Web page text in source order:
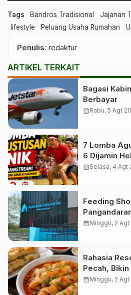
Tags Bandros Tradisional Jajanan
lifestyle
Peluang Usaha Rumahan
Penulis: redaktur
ARTIKEL TERKAIT
Bagasi
Berbayar
calendar_monthRabu, 5 Agt
7 Lomba
6 Dijamin
calendar_monthSelasa, 4 Agt
Feeding
Terpukau
calendar_monthMinggu, 2 Agt
Rahasia
Pecah, Bikin
calendar_monthMinggu, 2 Agt